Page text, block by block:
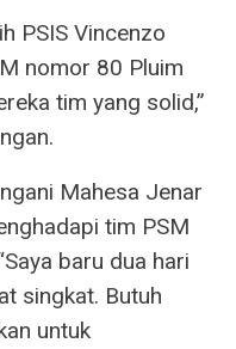
PSIS Vincenzo
nomor 80 Pluim
tim yang solid,”
Mahesa Jenar
tim PSM
baru dua hari
singkat. Butuh
untuk